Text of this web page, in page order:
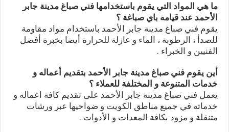
ما هي المواد التي يقوم باستخدامها فني صباغ مدينة جابر
الأحمد عند قيامه باي صباغة ؟
يقوم فني صباغ مدينة جابر الأحمد باستخدام مواد مقاومة
للصدأ ، الرطوبة ، الماء و عازلة للحرارة أيضا بخبرة أفضل
الفنيين و الخبراء .
أين يقوم فني صباغ مدينة جابر الأحمد بتقديم أعماله و
خدمات المتنوعة و المختلفة للعملاء ؟
يعمل فني صباغ مدينة جابر الأحمد على تقديم كافة اعماله و
خدماته في جميع مناطق الكويت و ضواحيها عبر ورشات
متنقلة و مزود بكافة المعدات و الأدوات .